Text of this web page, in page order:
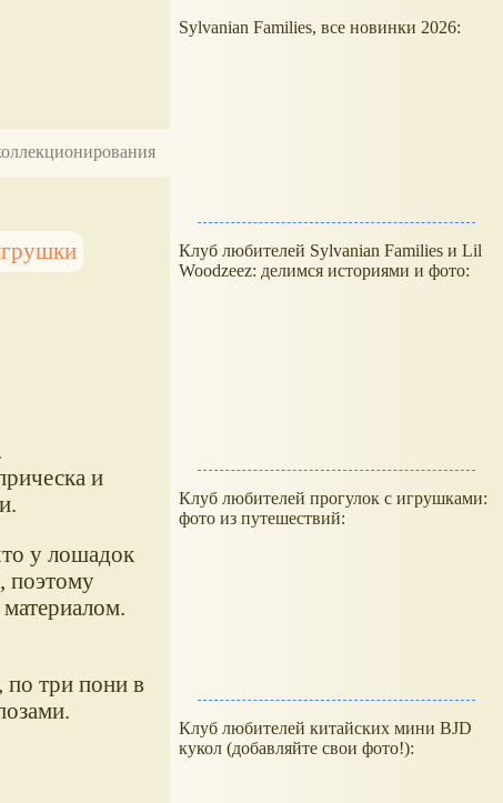
и
у лошадок
поэтому
по три пони в
Sylvanian Families, все новинки 2026:
Клуб любителей Sylvanian Families и Lil
Woodzeez: делимся историями и фото:
Клуб любителей прогулок с игрушками:
фото из путешествий:
Клуб любителей китайских мини BJD
кукол (добавляйте свои фото!):